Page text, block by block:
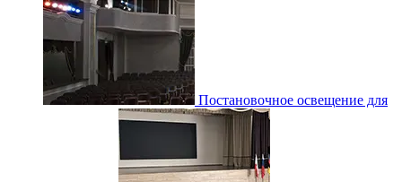
Постановочное освещение для